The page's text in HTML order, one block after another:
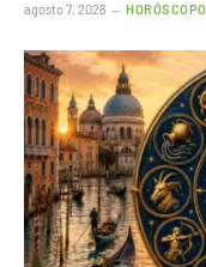
agosto 7, 2026 HORÓSCOPO